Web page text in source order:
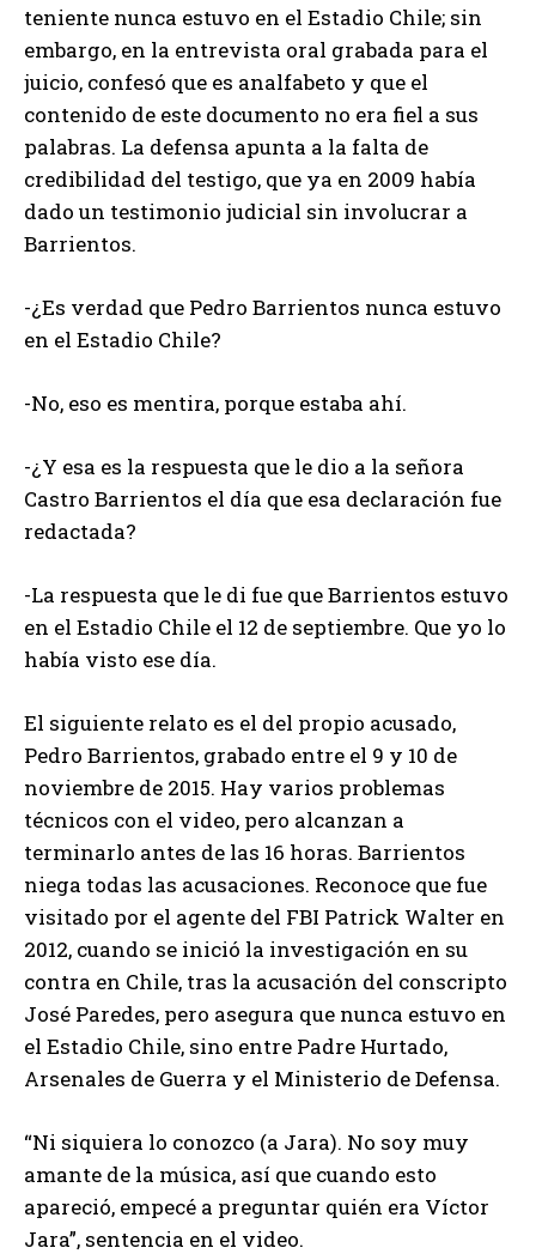
teniente nunca estuvo en el Estadio Chile; sin
embargo, en la entrevista oral grabada para el
juicio, confesó que es analfabeto y que el
contenido de este documento no era fiel a sus
palabras. La defensa apunta a la falta de
credibilidad del testigo, que ya en 2009 había
dado un testimonio judicial sin involucrar a
Barrientos.
-¿Es verdad que Pedro Barrientos nunca estuvo
en el Estadio Chile?
-No, eso es mentira, porque estaba ahí.
-¿Y esa es la respuesta que le dio a la señora
Castro Barrientos el día que esa declaración fue
redactada?
-La respuesta que le di fue que Barrientos estuvo
en el Estadio Chile el 12 de septiembre. Que yo lo
había visto ese día.
El siguiente relato es el del propio acusado,
Pedro Barrientos, grabado entre el 9 y 10 de
noviembre de 2015. Hay varios problemas
técnicos con el video, pero alcanzan a
terminarlo antes de las 16 horas. Barrientos
niega todas las acusaciones. Reconoce que fue
visitado por el agente del FBI Patrick Walter en
2012, cuando se inició la investigación en su
contra en Chile, tras la acusación del conscripto
José Paredes, pero asegura que nunca estuvo en
el Estadio Chile, sino entre Padre Hurtado,
Arsenales de Guerra y el Ministerio de Defensa.
“Ni siquiera lo conozco (a Jara). No soy muy
amante de la música, así que cuando esto
apareció, empecé a preguntar quién era Víctor
Jara”, sentencia en el video.